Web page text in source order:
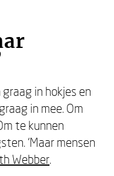
in hokjes en
in mee. Om
te kunnen
‘Maar mensen
Webber.